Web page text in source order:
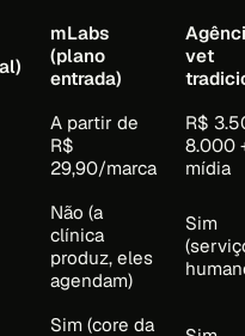
mLabs
(plano
entrada)
vet
A partir de
R$
29,90/marca
R$
8.000
mídia
Não (a
clínica
produz, eles
agendam)
Sim
Sim (core da